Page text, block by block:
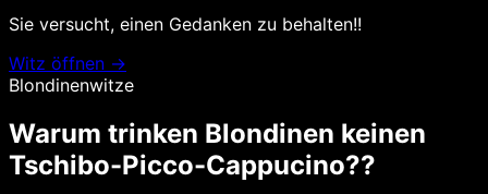
Sie versucht, einen Gedanken zu behalten!!
Witz öffnen →
Blondinenwitze
Warum trinken Blondinen keinen
Tschibo-Picco-Cappucino??